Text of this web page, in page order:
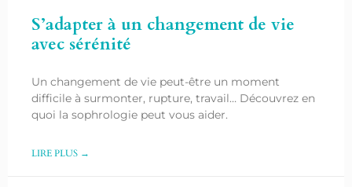
S’adapter à un changement de vie
avec sérénité
Un changement de vie peut-être un moment
difficile à surmonter, rupture, travail… Découvrez en
quoi la sophrologie peut vous aider.
LIRE PLUS →